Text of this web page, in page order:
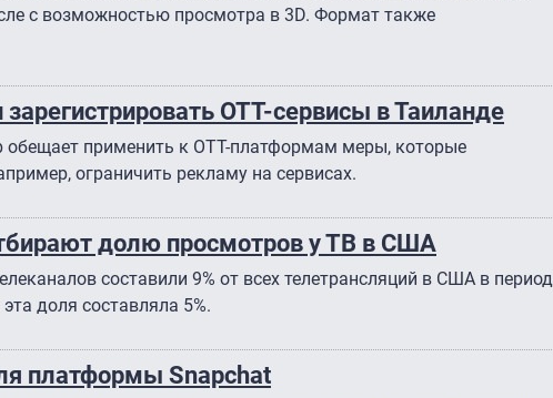
с возможностью просмотра в 3D. Формат также
OTT-сервисы в Таиланде
обещает применить к OTT-платформам меры, которые
ограничить рекламу на сервисах.
долю просмотров у ТВ в США
составили 9% от всех телетрансляций в США в период
доля составляла 5%.
платформы Snapchat